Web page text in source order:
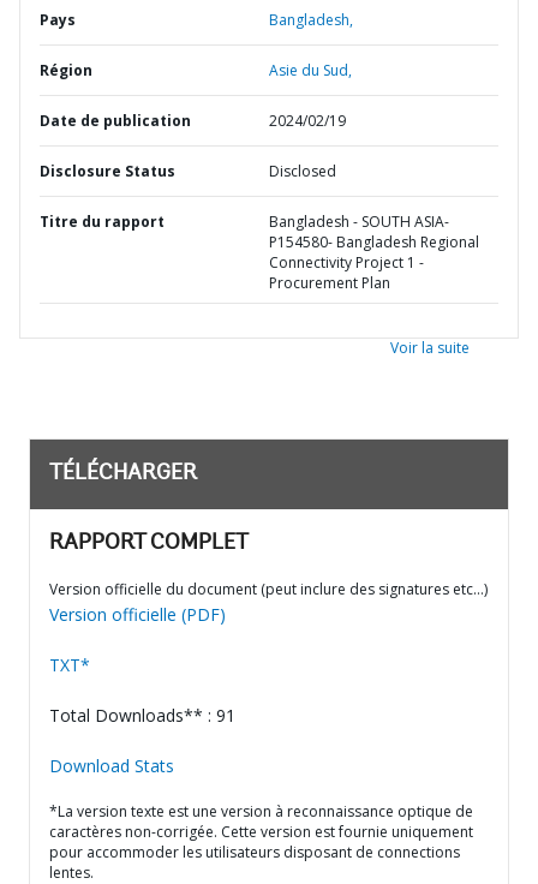
Pays Bangladesh,
Région Asie du Sud,
Date de publication 2024/02/19
Disclosure Status Disclosed
Titre du rapport
Bangladesh - SOUTH ASIA-
P154580- Bangladesh Regional
Connectivity Project 1 -
Procurement Plan
Voir la suite
TÉLÉCHARGER
RAPPORT COMPLET
Version officielle du document (peut inclure des signatures etc…)
Version officielle (PDF)
TXT*
Total Downloads** : 91
Download Stats
*La version texte est une version à reconnaissance optique de
caractères non-corrigée. Cette version est fournie uniquement
pour accommoder les utilisateurs disposant de connections
lentes.